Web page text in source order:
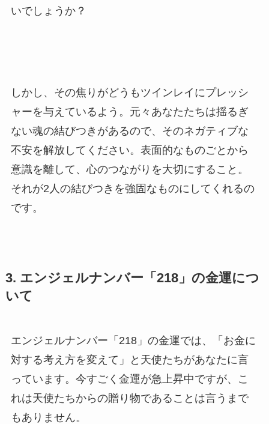
いでしょうか？
しかし、その焦りがどうもツインレイにプレッシ
ャーを与えているよう。元々あなたたちは揺るぎ
ない魂の結びつきがあるので、そのネガティブな
不安を解放してください。表面的なものごとから
意識を離して、心のつながりを大切にすること。
それが2人の結びつきを強固なものにしてくれるの
です。
3. エンジェルナンバー「218」の金運につ
いて
エンジェルナンバー「218」の金運では、「お金に
対する考え方を変えて」と天使たちがあなたに言
っています。今すごく金運が急上昇中ですが、こ
れは天使たちからの贈り物であることは言うまで
もありません。